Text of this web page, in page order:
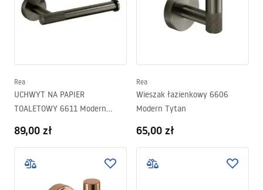
Rea
UCHWYT NA PAPIER
TOALETOWY 6611 Modern
89,00 zł
Rea
Wieszak łazienkowy 6606
Modern Tytan
65,00 zł